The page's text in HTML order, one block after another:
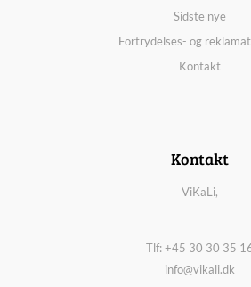
Sidste nye
Fortrydelses- og
Kontakt
Kontakt
ViKaLi,
Tlf: +45 30 30 35
info@vikali.dk